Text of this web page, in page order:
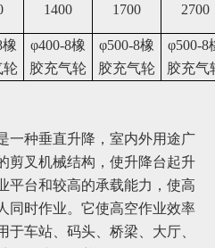
1400 1 700 2700
轮
φ400-8橡
胶充气轮
φ500-8橡
胶充气轮
φ500-8
胶充气
一种垂直升降，室内外用途广
剪叉机械结构，使升降台起升
平台和较高的承载能力，使高
同时作业。它使高空作业效率
车站、码头、桥梁、大厅、